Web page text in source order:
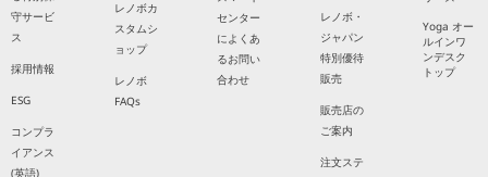
守サービ
ス
採用情報
ESG
コンプラ
イアンス
(英語)
レノボカ
スタムシ
ョップ
レノボ
FAQs
センター
によくあ
るお問い
合わせ
レノボ・
ジャパン
特別優待
販売
販売店の
ご案内
注文ステ
Yoga オー
ルインワ
ンデスク
トップ